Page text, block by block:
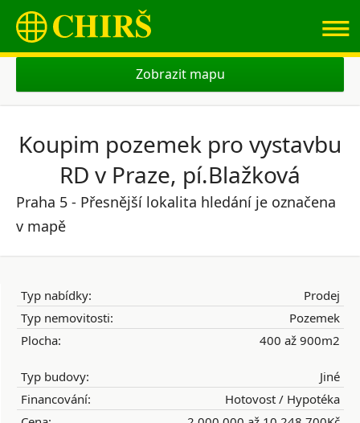
≡
Zobrazit mapu
Koupim pozemek pro vystavbu
RD v Praze, pí.Blažková
Praha 5 - Přesnější lokalita hledání je označena
v mapě
Typ nabídky:
Prodej
Typ nemovitosti:
Pozemek
Plocha:
400 až 900m2
Typ budovy:
Jiné
Financování:
Hotovost / Hypotéka